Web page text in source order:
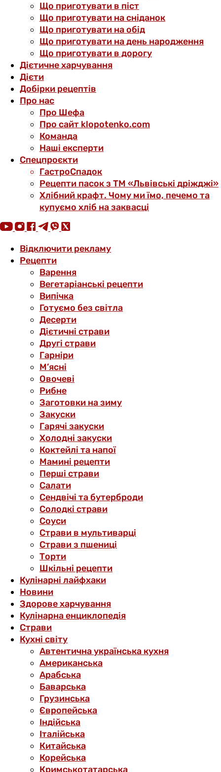
Що приготувати в піст
Що приготувати на сніданок
Що приготувати на обід
Що приготувати на день народження
Що приготувати в дорогу
Дієтичне харчування
Дієти
Добірки рецептів
Про нас
Про Шефа
Про сайт klopotenko.com
Команда
Наші експерти
Спецпроєкти
ГастроСпадок
Рецепти пасок з ТМ «Львівські дріжджі»
Хлібний крафт. Чому ми їмо, печемо та
купуємо хліб на заквасці
Відключити рекламу
Рецепти
Варення
Вегетаріанські рецепти
Випічка
Готуємо без світла
Десерти
Дієтичні страви
Другі страви
Гарніри
М’ясні
Овочеві
Рибне
Заготовки на зиму
Закуски
Гарячі закуски
Холодні закуски
Коктейлі та напої
Мамині рецепти
Перші страви
Салати
Сендвічі та бутерброди
Солодкі страви
Соуси
Страви в мультиварці
Страви з пшениці
Торти
Шкільні рецепти
Кулінарні лайфхаки
Новини
Здорове харчування
Кулінарна енциклопедія
Страви
Кухні світу
Автентична українська кухня
Американська
Арабська
Баварська
Грузинська
Європейська
Індійська
Італійська
Китайська
Корейська
Кримськотатарська